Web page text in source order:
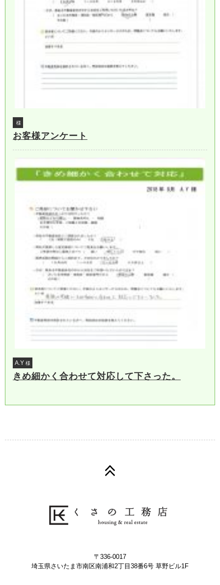
様
お客様アンケート
A.Y 様
きめ細かく合わせて対応して下さった。
〒336-0017
埼玉県さいたま市南区南浦和2丁目38番6号 草野ビル1F